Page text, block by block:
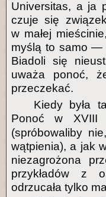
Universitas, a ja
czuje się
w małej
myślą to samo —
Biadoli się
uważa ponoć,
przeczekać.
Kiedy była
Ponoć w XVIII
(spróbowaliby
wątpienia), a jak
niezagrożona
przykładów z
odrzucała tylko